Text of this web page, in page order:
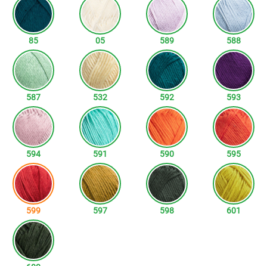
85 05 589 588
587 532 592 593
594 591 590 595
599 597 598 601